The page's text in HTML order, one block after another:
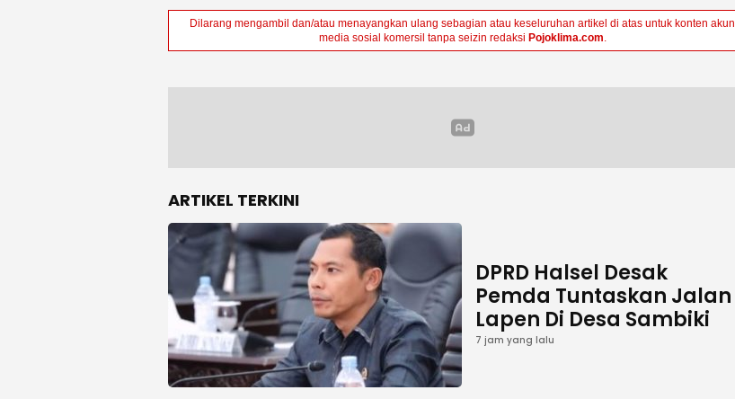
Dilarang mengambil dan/atau menayangkan ulang sebagian atau keseluruhan artikel di atas untuk konten akun
media sosial komersil tanpa seizin redaksi Pojoklima.com.
ARTIKEL TERKINI
DPRD Halsel Desak
Pemda Tuntaskan Jalan
Lapen Di Desa Sambiki
7 jam yang lalu